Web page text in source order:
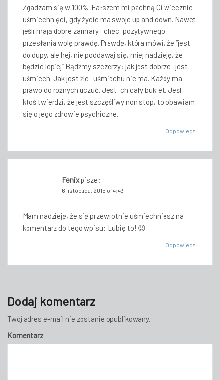
Zgadzam się w 100%. Fałszem mi pachną Ci wiecznie
uśmiechnięci, gdy życie ma swoje up and down. Nawet
jeśli mają dobre zamiary i chęci pozytywnego
przesłania wolę prawdę. Prawdę, która mówi, że “jest
do dupy, ale hej, nie poddawaj się, miej nadzieję, że
będzie lepiej” Bądźmy szczerzy: jak jest dobrze -jest
uśmiech. Jak jest źle -uśmiechu nie ma. Każdy ma
prawo do różnych uczuć. Jest ich cały bukiet. Jeśli
ktoś twierdzi, że jest szczęśliwy non stop, to obawiam
się o jego zdrowie psychiczne.
Odpowiedz
Fenix pisze:
6 listopada, 2015 o 14:43
Mam nadzieję, że się przewrotnie uśmiechniesz na
komentarz do tego wpisu: Lubię to! 😉
Odpowiedz
Dodaj komentarz
Twój adres e-mail nie zostanie opublikowany.
Komentarz